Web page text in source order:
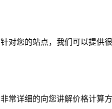
对您的站点，我们可以提供
常详细的向您讲解价格计算